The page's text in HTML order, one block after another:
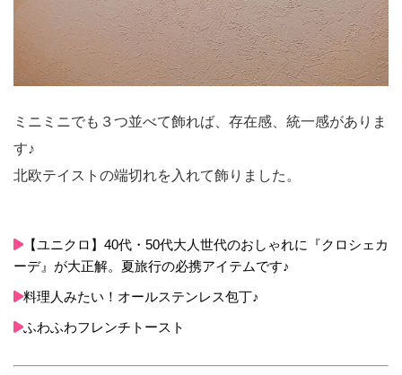
ミニミニでも３つ並べて飾れば、存在感、統一感がありま
す♪
北欧テイストの端切れを入れて飾りました。
【ユニクロ】40代・50代大人世代のおしゃれに『クロシェカ
ーデ』が大正解。夏旅行の必携アイテムです♪
料理人みたい！オールステンレス包丁♪
ふわふわフレンチトースト